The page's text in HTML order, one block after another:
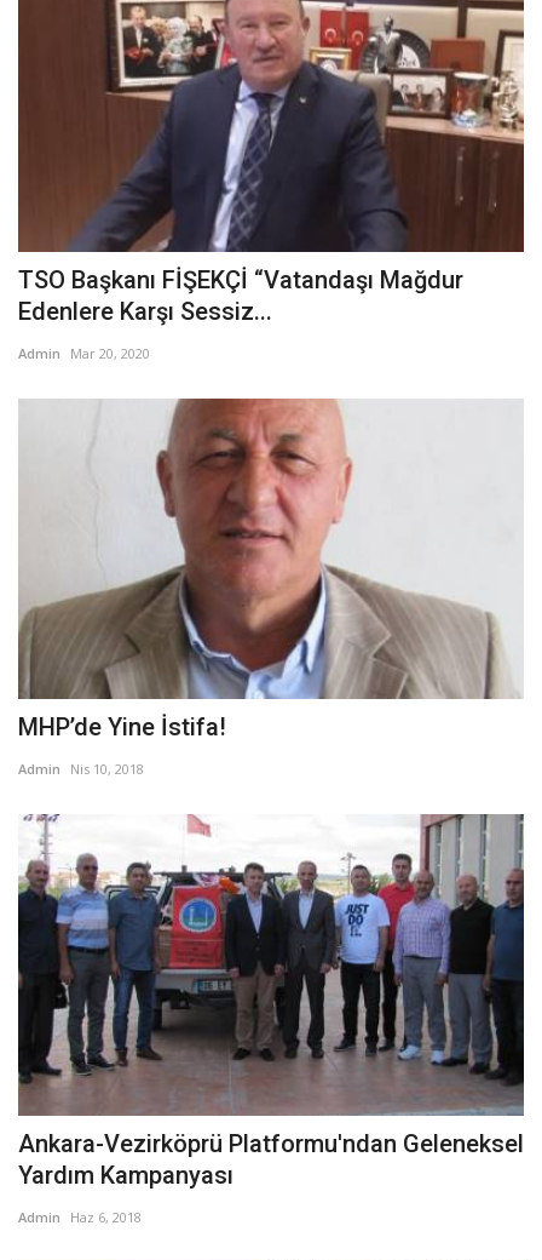
TSO Başkanı FİŞEKÇİ “Vatandaşı Mağdur
Edenlere Karşı Sessiz...
Admin Mar 20, 2020
MHP’de Yine İstifa!
Admin Nis 10, 2018
Ankara-Vezirköprü Platformu'ndan Geleneksel
Yardım Kampanyası
Admin Haz 6, 2018